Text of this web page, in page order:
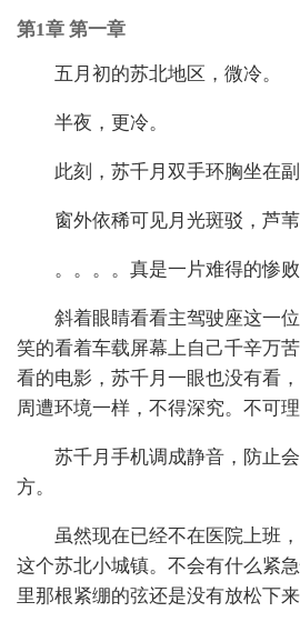
第1章 第一章
五月初的苏北地区，微冷。
半夜，更冷。
此刻，苏千月双手环胸坐在副
窗外依稀可见月光斑驳，芦
。。。。真是一片难得的惨败
斜着眼睛看看主驾驶座这一
笑的看着车载屏幕上自己千辛万
看的电影，苏千月一眼也没有看
周遭环境一样，不得深究。不可理
苏千月手机调成静音，防止
方。
虽然现在已经不在医院上班
这个苏北小城镇。不会有什么紧
里那根紧绷的弦还是没有放松下来